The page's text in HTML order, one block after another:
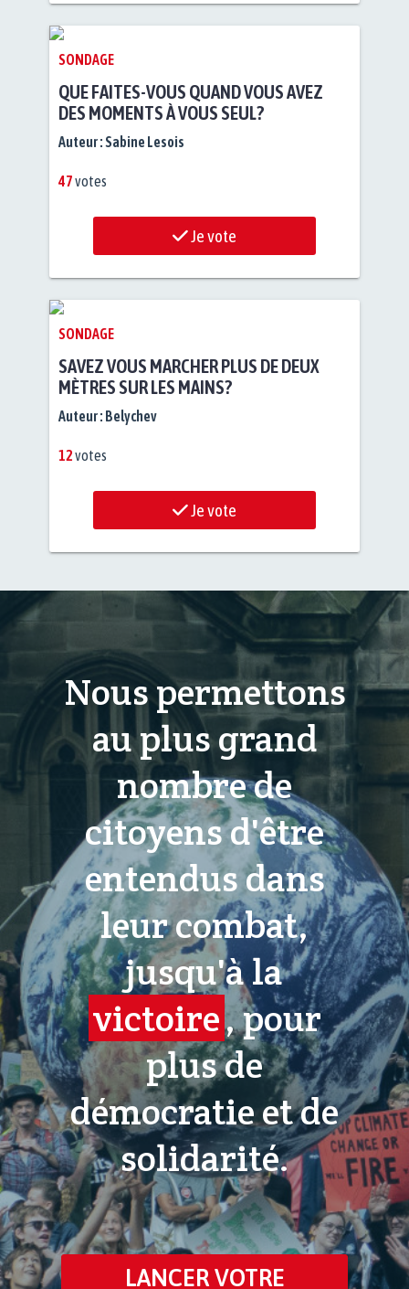
SONDAGE
QUE FAITES-VOUS QUAND VOUS AVEZ
DES MOMENTS À VOUS SEUL?
Auteur :Sabine Lesois
47votes
Je vote
SONDAGE
SAVEZ VOUS MARCHER PLUS DE DEUX
MÈTRES SUR LES MAINS?
Auteur : Belychev
12votes
Je vote
Nous permettons
au plus grand
nombre de
citoyens d'être
entendus dans
leur combat,
jusqu'à la
victoire, pour
plus de
démocratie et de
solidarité.
LANCER VOTRE